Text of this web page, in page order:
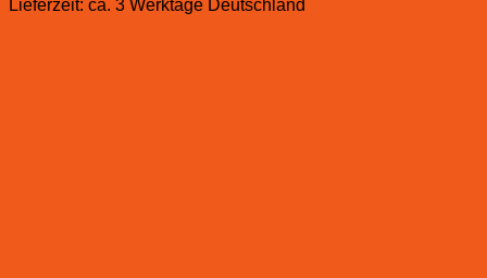
Lieferzeit: ca. 3 Werktage Deutschland